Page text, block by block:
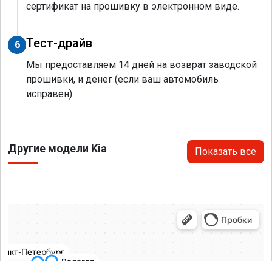
сертификат на прошивку в электронном виде.
6 Тест-драйв
Мы предоставляем 14 дней на возврат заводской
прошивки, и денег (если ваш автомобиль
исправен).
Другие модели Kia Показать все